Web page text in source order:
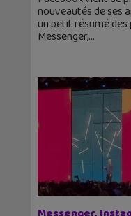
nouveautés de ses
un petit résumé
Messenger,